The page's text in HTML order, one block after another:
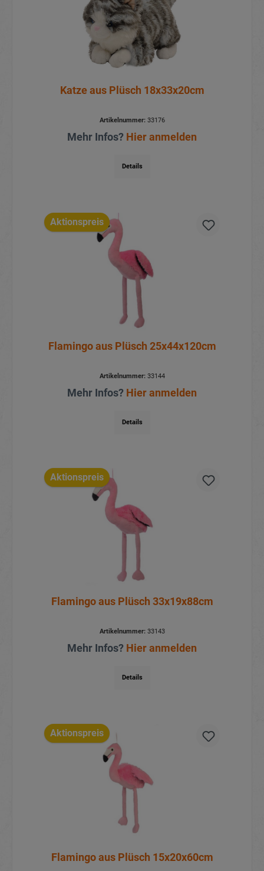
Katze aus Plüsch 18x33x20cm
Artikelnummer:33176
Mehr Infos? Hier anmelden
Details
Aktionspreis
Flamingo aus Plüsch 25x44x120cm
Artikelnummer:33144
Mehr Infos? Hier anmelden
Details
Aktionspreis
Flamingo aus Plüsch 33x19x88cm
Artikelnummer:33143
Mehr Infos? Hier anmelden
Details
Aktionspreis
Flamingo aus Plüsch 15x20x60cm